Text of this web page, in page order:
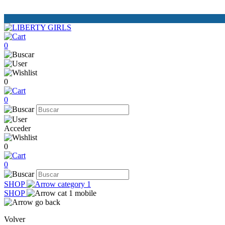
0
0
0
Acceder
0
0
SHOP
SHOP
Volver